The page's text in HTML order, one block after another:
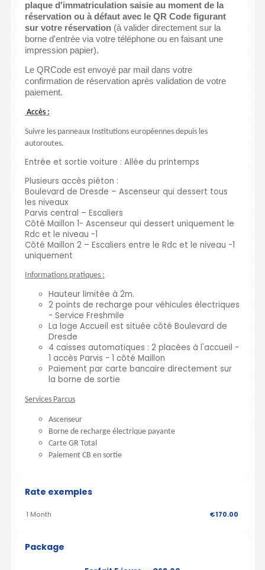
plaque d'immatriculation saisie au moment de la
réservation ou à défaut avec le QR Code figurant
sur votre réservation (à valider directement sur la
borne d'entrée via votre téléphone ou en faisant une
impression papier).
Le QRCode est envoyé par mail dans votre
confirmation de réservation après validation de votre
paiement.
Accès :
Suivre les panneaux Institutions européennes depuis les
autoroutes.
Entrée et sortie voiture : Allée du printemps
Plusieurs accès piéton :
Boulevard de Dresde – Ascenseur qui dessert tous
les niveaux
Parvis central – Escaliers
Côté Maillon 1- Ascenseur qui dessert uniquement le
Rdc et le niveau -1
Côté Maillon 2 – Escaliers entre le Rdc et le niveau -1
uniquement
Informations pratiques :
Hauteur limitée à 2m.
2 points de recharge pour véhicules électriques
- Service Freshmile
La loge Accueil est située côté Boulevard de
Dresde
4 caisses automatiques : 2 placées à l'accueil -
1 accès Parvis - 1 côté Maillon
Paiement par carte bancaire directement sur
la borne de sortie
Services Parcus
Ascenseur
Borne de recharge électrique payante
Carte GR Total
Paiement CB en sortie
Rate exemples
1 Month €170.00
Package